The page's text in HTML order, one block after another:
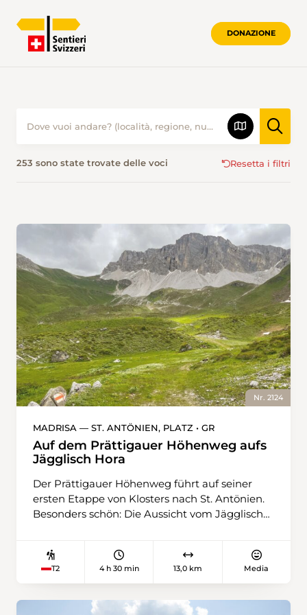
DONAZIONE
253 sono state trovate delle voci Resetta i filtri
Nr. 2124
MADRISA — ST. ANTÖNIEN, PLATZ • GR
Auf dem Prättigauer Höhenweg aufs
Jägglisch Hora
Der Prättigauer Höhenweg führt auf seiner
ersten Etappe von Klosters nach St. Antönien.
Besonders schön: Die Aussicht vom Jägglisch
Gondelfahrt nach Madrisa, wo der Wandertag
mit einem Kaffee auf der Sonnenterrasse
grosser Spielplatz. Über eine Alpweide steigt
T2 4 h 30 min 13,0 km Media